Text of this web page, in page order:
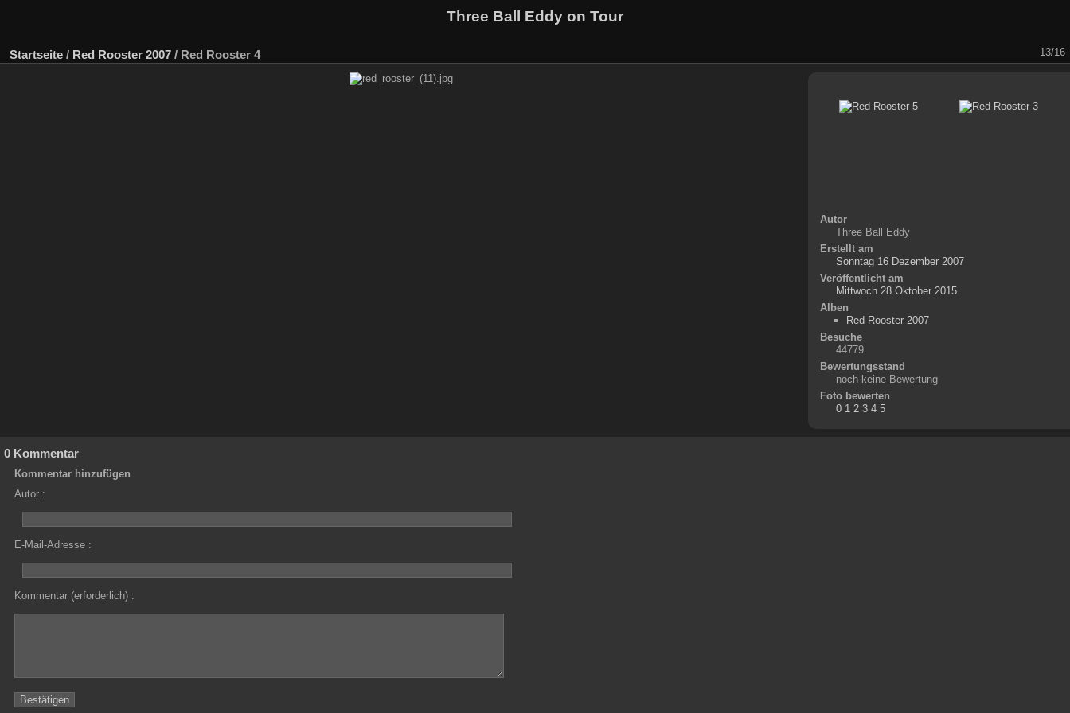
Three Ball Eddy on Tour
Startseite / Red Rooster 2007 / Red Rooster 4 13/16
Autor
Three Ball Eddy
Erstellt am
Sonntag 16 Dezember 2007
Veröffentlicht am
Mittwoch 28 Oktober 2015
Alben
Red Rooster 2007
Besuche
44779
Bewertungsstand
noch keine Bewertung
Foto bewerten
0 Kommentar
Kommentar hinzufügen
Autor :
E-Mail-Adresse :
Kommentar (erforderlich) :